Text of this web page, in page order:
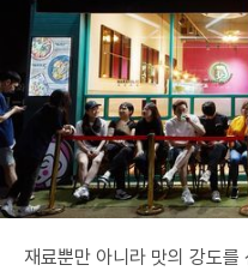
재료뿐만 아니라 맛의 강도를